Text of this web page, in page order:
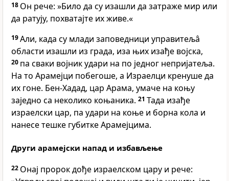
18 Он рече: »Било да су изашли да затраже мир или
да ратују, похватајте их живе.«
19Али, када су млади заповедници управитељâ
области изашли из града, иза њих изађе војска,
20 па сваки војник удари на по једног непријатеља.
На то Арамејци побегоше, а Израелци кренуше да
их гоне. Бен-Хадад, цар Арама, умаче на коњу
заједно са неколико коњаника. 21 Тада изађе
израелски цар, па удари на коње и борна кола и
нанесе тешке губитке Арамејцима.
Други арамејски напад и избављење
22 Онај пророк дође израелском цару и рече: